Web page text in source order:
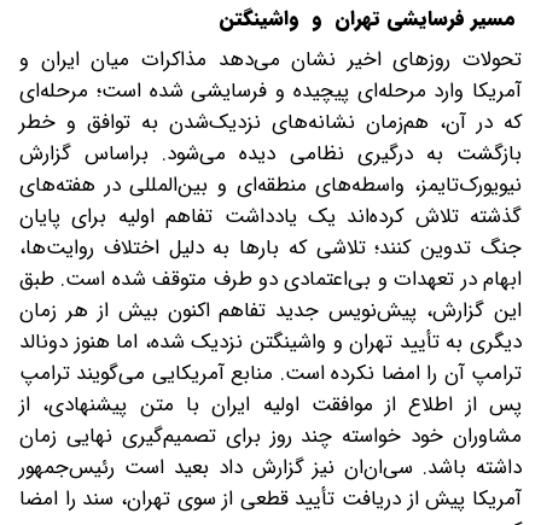
مسیر فرسایشی تهران و واشینگتن
تحولات روزهای اخیر نشان می‌دهد‌ مذاکرات میان ایران و
آمریکا وارد مرحله‌ای پیچیده و فرسایشی شده است؛ مرحله‌ای
که در آن، هم‌زمان نشانه‌های نزدیک‌شدن به توافق و خطر
بازگشت به درگیری نظامی دیده می‌شود. بر‌اساس گزارش
نیویورک‌تایمز، واسطه‌های منطقه‌ای و بین‌المللی در هفته‌های
گذشته تلاش کرده‌اند یک یادداشت تفاهم اولیه برای پایان
جنگ تدوین کنند؛ تلاشی که بارها به‌ دلیل اختلاف روایت‌ها،
ابهام در تعهدات و بی‌اعتمادی دو طرف متوقف شده است. طبق
این گزارش، پیش‌نویس جدید تفاهم اکنون بیش از هر زمان
دیگری به تأیید تهران و واشینگتن نزدیک شده، اما هنوز دونالد
ترامپ آن را امضا نکرده است. منابع آمریکایی می‌گویند ترامپ
پس از اطلاع از موافقت اولیه ایران با متن پیشنهادی، از
مشاوران خود خواسته چند روز برای تصمیم‌گیری نهایی زمان
داشته باشد. سی‌ان‌ان نیز گزارش داد بعید است رئیس‌جمهور
آمریکا پیش از دریافت تأیید قطعی از سوی تهران، سند را امضا